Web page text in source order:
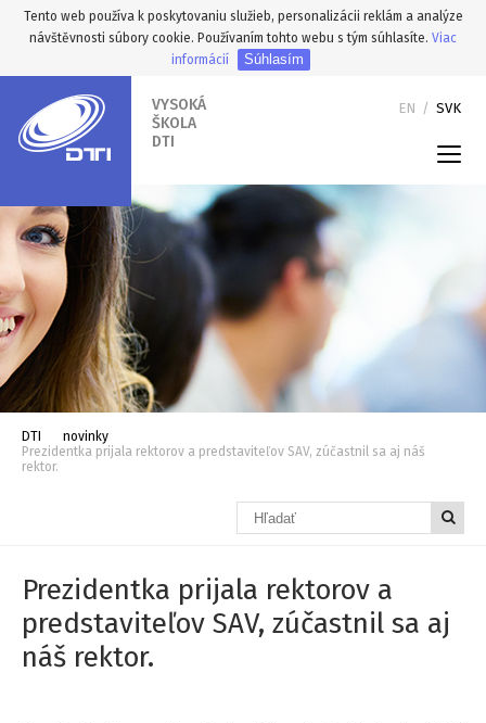
Tento web používa k poskytovaniu služieb, personalizácii reklám a analýze
návštěvnosti súbory cookie. Používaním tohto webu s tým súhlasíte. Viac
informácií
Súhlasím
VYSOKÁ
ŠKOLA
DTI
EN / SVK
DTI
novinky
Prezidentka prijala rektorov a predstaviteľov SAV, zúčastnil sa aj náš
rektor.
Prezidentka prijala rektorov a
predstaviteľov SAV, zúčastnil sa aj
náš rektor.